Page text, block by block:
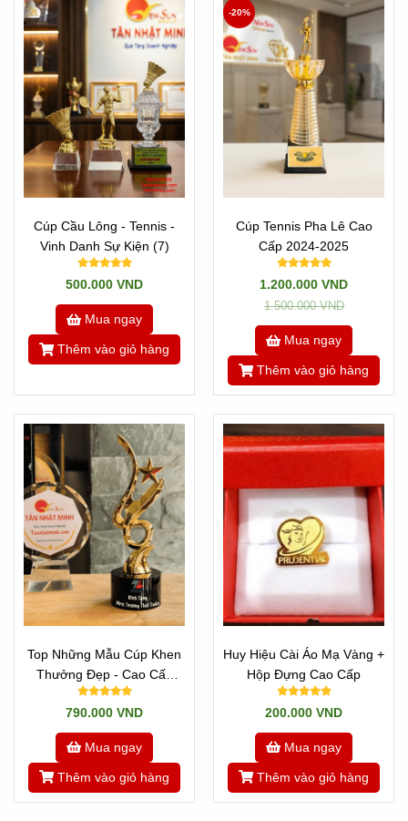
Cúp Cầu Lông - Tennis -
Vinh Danh Sự Kiện (7)
500.000 VND
Mua ngay
Thêm vào giỏ hàng
Cúp Tennis Pha Lê Cao
Cấp 2024-2025
1.200.000 VND
1.500.000 VND
-20%
Mua ngay
Thêm vào giỏ hàng
Top Những Mẫu Cúp Khen
Thưởng Đẹp - Cao Cấp
Sao Lửa
790.000 VND
Mua ngay
Thêm vào giỏ hàng
Huy Hiệu Cài Áo Mạ Vàng +
Hộp Đựng Cao Cấp
200.000 VND
Mua ngay
Thêm vào giỏ hàng